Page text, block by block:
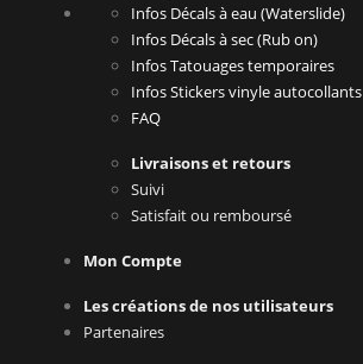
Infos Décals à eau (Waterslide)
Infos Décals à sec (Rub on)
Infos Tatouages temporaires
Infos Stickers vinyle autocollants
FAQ
Livraisons et retours
Suivi
Satisfait ou remboursé
Mon Compte
Les créations de nos utilisateurs
Partenaires